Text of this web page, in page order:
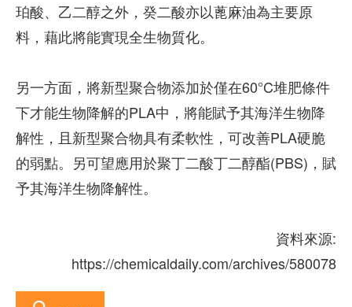
珀酸、乙二醇之外，癸二酸亦以蓖麻油為主要原
料，藉此將能實現全生物質化。
另一方面，將新型聚合物添加於僅在60°C堆肥條件
下才能生物降解的PLA中，將能賦予其海洋生物降
解性，且新型聚合物具有柔軟性，可改善PLA硬脆
的弱點。另可望應用於聚丁二酸丁二醇酯(PBS)，賦
予其海洋生物降解性。
資料來源:
https://chemicaldaily.com/archives/580078